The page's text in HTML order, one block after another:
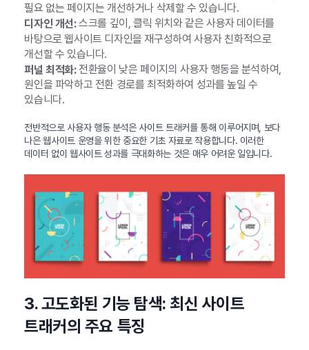
필요 없는 페이지는 개선하거나 삭제할 수 있습니다.
디자인 개선:스크롤 깊이, 클릭 위치와 같은 사용자 데이터를
바탕으로 웹사이트 디자인을 재구성하여 사용자 친화적으로
개선할 수 있습니다.
퍼널 최적화:전환율이 낮은 페이지의 사용자 행동을 분석하여,
원인을 파악하고 전환 경로를 최적화하여 성과를 높일 수
있습니다.
전반적으로 사용자 행동 분석은 사이트 트래커를 통해 이루어지며, 보다
나은 웹사이트 운영을 위한 중요한 기초 자료로 작용합니다. 이러한
데이터 없이 웹사이트 성과를 극대화하는 것은 매우 어려운 일입니다.
3. 고도화된 기능 탐색: 최신 사이트
트래커의 주요 특징